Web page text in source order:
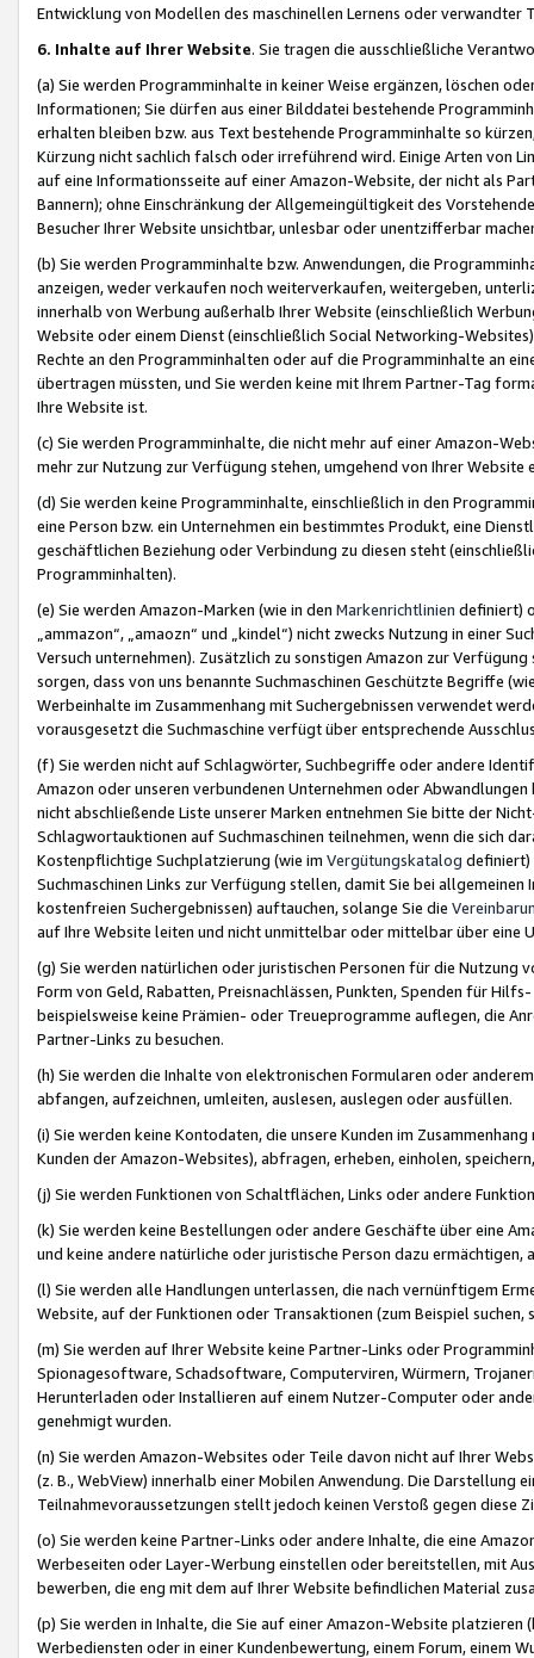
Entwicklung von Modellen des maschinellen Lernens oder
6. Inhalte auf Ihrer Website. Sie tragen die ausschließliche
(a) Sie werden Programminhalte in keiner Weise ergänzen, löschen
Informationen; Sie dürfen aus einer Bilddatei bestehende
erhalten bleiben bzw. aus Text bestehende Programminhalte so
Kürzung nicht sachlich falsch oder irreführend wird. Einige Arten von
auf eine Informationsseite auf einer Amazon-Website, der nicht als
Bannern); ohne Einschränkung der Allgemeingültigkeit des
Besucher Ihrer Website unsichtbar, unlesbar oder unentzifferbar
(b) Sie werden Programminhalte bzw. Anwendungen, die
anzeigen, weder verkaufen noch weiterverkaufen, weitergeben,
innerhalb von Werbung außerhalb Ihrer Website (einschließlich
Website oder einem Dienst (einschließlich Social Networking-
Rechte an den Programminhalten oder auf die Programminhalte an
übertragen müssten, und Sie werden keine mit Ihrem Partner-Tag
Ihre Website ist.
(c) Sie werden Programminhalte, die nicht mehr auf einer Amazon-
mehr zur Nutzung zur Verfügung stehen, umgehend von Ihrer
(d) Sie werden keine Programminhalte, einschließlich in den
eine Person bzw. ein Unternehmen ein bestimmtes Produkt, eine
geschäftlichen Beziehung oder Verbindung zu diesen steht
Programminhalten).
(e) Sie werden Amazon-Marken (wie in den Markenrichtlinien definiert)
„ammazon“, „amaozn“ und „kindel“) nicht zwecks Nutzung in einer
Versuch unternehmen). Zusätzlich zu sonstigen Amazon zur
sorgen, dass von uns benannte Suchmaschinen Geschützte Begriffe
Werbeinhalte im Zusammenhang mit Suchergebnissen verwendet
vorausgesetzt die Suchmaschine verfügt über entsprechende
(f) Sie werden nicht auf Schlagwörter, Suchbegriffe oder andere
Amazon oder unseren verbundenen Unternehmen oder
nicht abschließende Liste unserer Marken entnehmen Sie bitte der
Schlagwortauktionen auf Suchmaschinen teilnehmen, wenn die sich
Kostenpflichtige Suchplatzierung (wie im Vergütungskatalog definiert)
Suchmaschinen Links zur Verfügung stellen, damit Sie bei
kostenfreien Suchergebnissen) auftauchen, solange Sie die
auf Ihre Website leiten und nicht unmittelbar oder mittelbar über eine
(g) Sie werden natürlichen oder juristischen Personen für die Nutzung
Form von Geld, Rabatten, Preisnachlässen, Punkten, Spenden für
beispielsweise keine Prämien- oder Treueprogramme auflegen, die
Partner-Links zu besuchen.
(h) Sie werden die Inhalte von elektronischen Formularen oder
abfangen, aufzeichnen, umleiten, auslesen, auslegen oder ausfüllen.
(i) Sie werden keine Kontodaten, die unsere Kunden im
Kunden der Amazon-Websites), abfragen, erheben, einholen,
(j) Sie werden Funktionen von Schaltflächen, Links oder andere
(k) Sie werden keine Bestellungen oder andere Geschäfte über eine
und keine andere natürliche oder juristische Person dazu
(l) Sie werden alle Handlungen unterlassen, die nach vernünftigem
Website, auf der Funktionen oder Transaktionen (zum Beispiel
(m) Sie werden auf Ihrer Website keine Partner-Links oder
Spionagesoftware, Schadsoftware, Computerviren, Würmern,
Herunterladen oder Installieren auf einem Nutzer-Computer oder
genehmigt wurden.
(n) Sie werden Amazon-Websites oder Teile davon nicht auf Ihrer
(z. B., WebView) innerhalb einer Mobilen Anwendung. Die Darstellung
Teilnahmevoraussetzungen stellt jedoch keinen Verstoß gegen diese
(o) Sie werden keine Partner-Links oder andere Inhalte, die eine
Werbeseiten oder Layer-Werbung einstellen oder bereitstellen, mit
bewerben, die eng mit dem auf Ihrer Website befindlichen Material
(p) Sie werden in Inhalte, die Sie auf einer Amazon-Website
Werbediensten oder in einer Kundenbewertung, einem Forum, einem